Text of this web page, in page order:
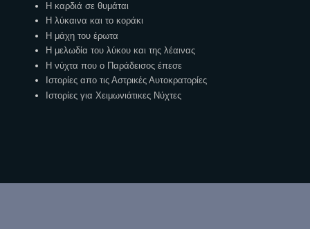
Η καρδιά σε θυμάται
Η λύκαινα και το κοράκι
Η μάχη του έρωτα
Η μελωδία του λύκου και της λέαινας
Η νύχτα που ο Παράδεισος έπεσε
Ιστορίες απο τις Αστρικές Αυτοκρατορίες
Ιστορίες για Χειμωνιάτικες Νύχτες